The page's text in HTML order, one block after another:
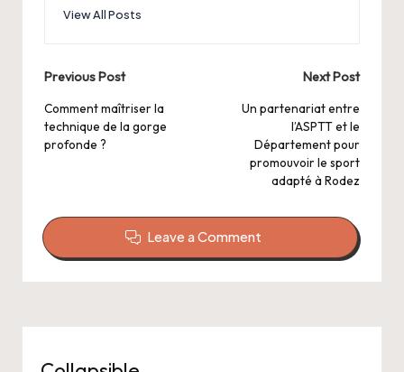
View All Posts
Post
navigation
Previous Post
Comment maîtriser la
technique de la gorge
profonde ?
Next Post
Un partenariat entre
l’ASPTT et le
Département pour
promouvoir le sport
adapté à Rodez
Leave a Comment